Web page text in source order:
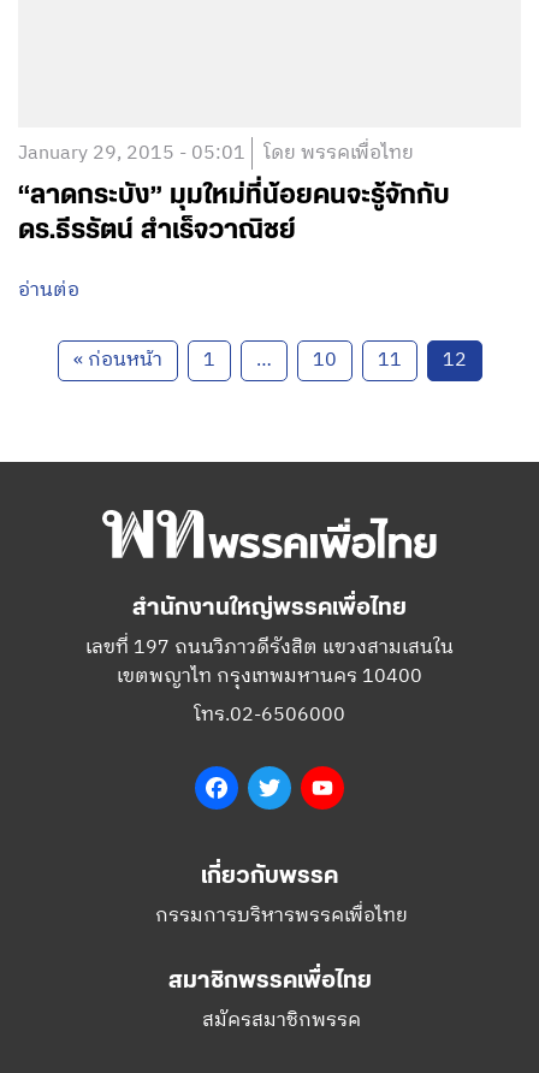
January 29, 2015 - 05:01 โดย พรรคเพื่อไทย
“ลาดกระบัง” มุมใหม่ที่น้อยคนจะรู้จักกับ
ดร.ธีรรัตน์ สำเร็จวาณิชย์
อ่านต่อ
« ก่อนหน้า 1 … 10 11 12
สำนักงานใหญ่พรรคเพื่อไทย
เลขที่ 197 ถนนวิภาวดีรังสิต แขวงสามเสนใน
เขตพญาไท กรุงเทพมหานคร 10400
โทร.02-6506000
FacebookTwitter
เกี่ยวกับพรรค
กรรมการบริหารพรรคเพื่อไทย
สมาชิกพรรคเพื่อไทย
สมัครสมาชิกพรรค